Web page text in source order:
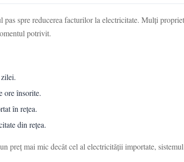
pas spre reducerea facturilor la electricitate. Mulți
potrivit.
ore însorite.
în rețea.
din rețea.
preț mai mic decât cel al electricității importate,